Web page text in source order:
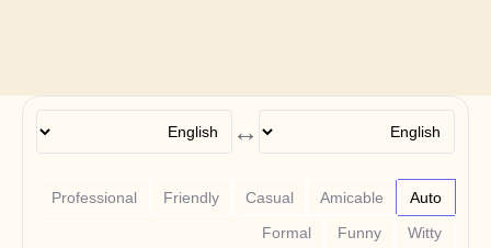
↔
Auto
Amicable
Casual
Friendly
Professional
Witty
Funny
Formal
Free Tools
الأسئلة الشائعة
Announcement
حالات الاستخدام
تمكين المبيعات